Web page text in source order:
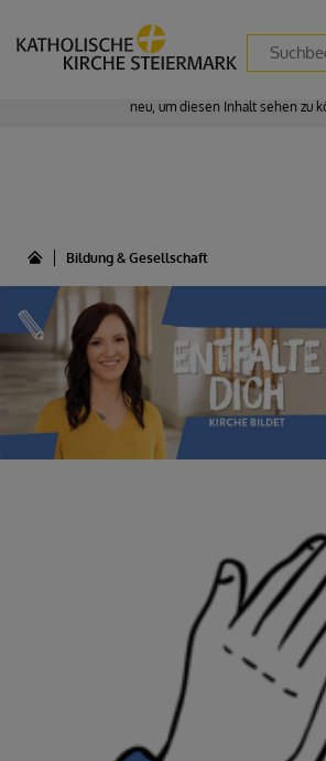
Zustimmung erforderlich!
neu, um diesen Inhalt sehen zu
Bildung & Gesellschaft